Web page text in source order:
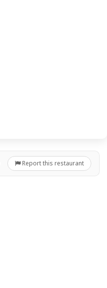
Report this restaurant